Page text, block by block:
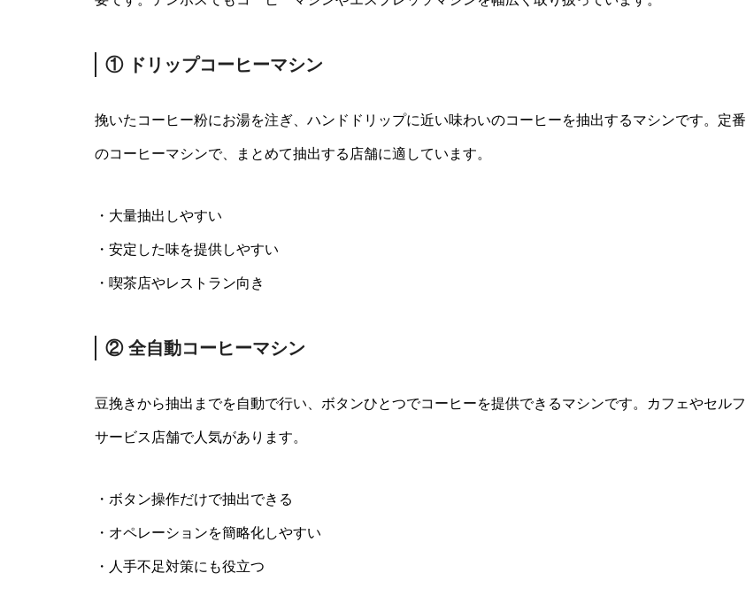
① ドリップコーヒーマシン
挽いたコーヒー粉にお湯を注ぎ、ハンドドリップに近い味わいのコーヒーを抽出するマシンです。定番
のコーヒーマシンで、まとめて抽出する店舗に適しています。
・大量抽出しやすい
・安定した味を提供しやすい
・喫茶店やレストラン向き
② 全自動コーヒーマシン
豆挽きから抽出までを自動で行い、ボタンひとつでコーヒーを提供できるマシンです。カフェやセルフ
サービス店舗で人気があります。
・ボタン操作だけで抽出できる
・オペレーションを簡略化しやすい
・人手不足対策にも役立つ